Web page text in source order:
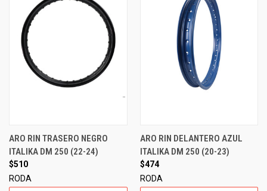
ARO RIN TRASERO NEGRO
ITALIKA DM 250 (22-24)
$510
RODA
ARO RIN DELANTERO AZUL
ITALIKA DM 250 (20-23)
$474
RODA